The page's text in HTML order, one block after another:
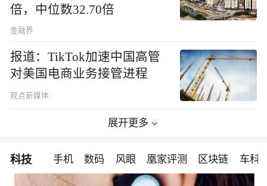
倍，中位数32.70倍
金融界
报道：TikTok加速中国高管
对美国电商业务接管进程
观点新媒体
展开更多
科技 手机 数码 风眼 凰家评测 区块链 车科